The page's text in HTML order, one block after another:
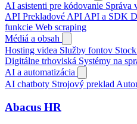
AI asistenti pre kódovanie Správa
API Prekladové API API a SDK
funkcie Web scraping
Médiá a obsah
Hosting videa Služby fontov
Digitálne trhoviská Systémy na
AI a automatizácia
AI chatboty Strojový preklad
Abacus HR